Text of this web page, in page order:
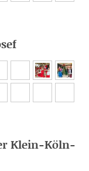
Klein-Köln-